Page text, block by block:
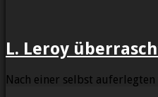
L. Leroy
Nach einer selbst